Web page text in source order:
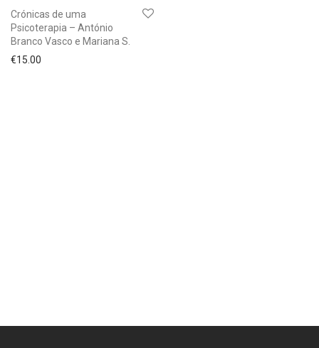
Crónicas de uma
Psicoterapia – António
Branco Vasco e Mariana S.
€15.00